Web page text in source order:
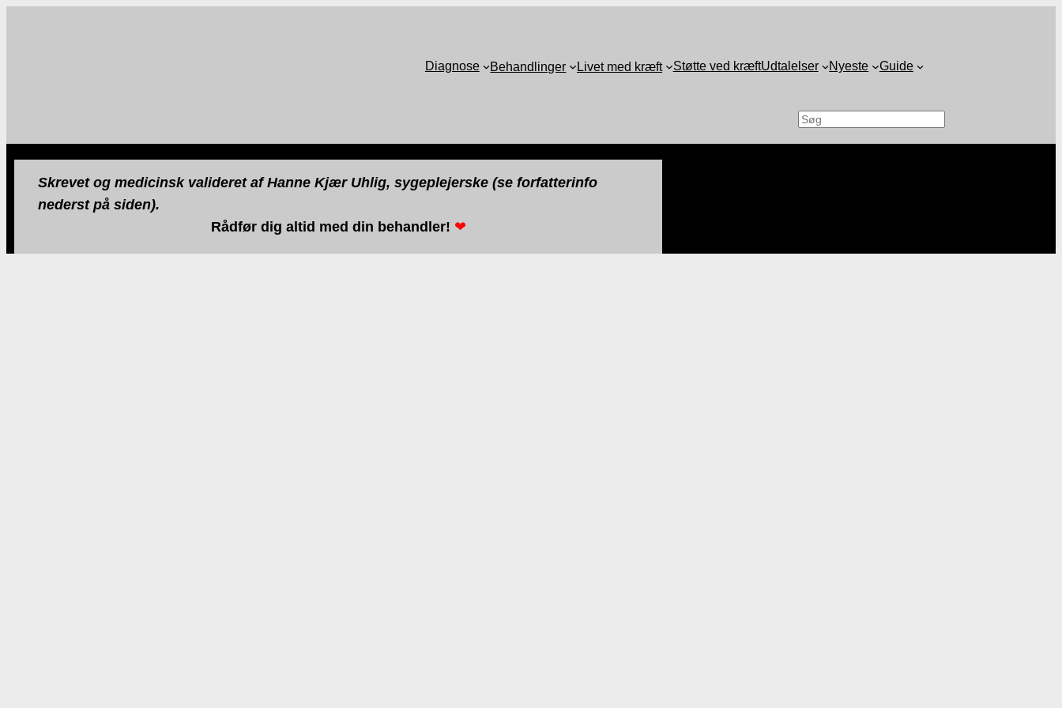
Diagnose Behandlinger Livet med kræft Støtte ved kræftUdtalelser Nyeste Guide
Søg
Skrevet og medicinsk valideret af Hanne Kjær Uhlig, sygeplejerske (se forfatterinfo
nederst på siden).
Rådfør dig altid med din behandler! ❤